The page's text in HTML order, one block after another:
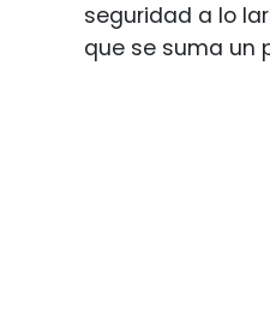
seguridad a lo
que se suma un